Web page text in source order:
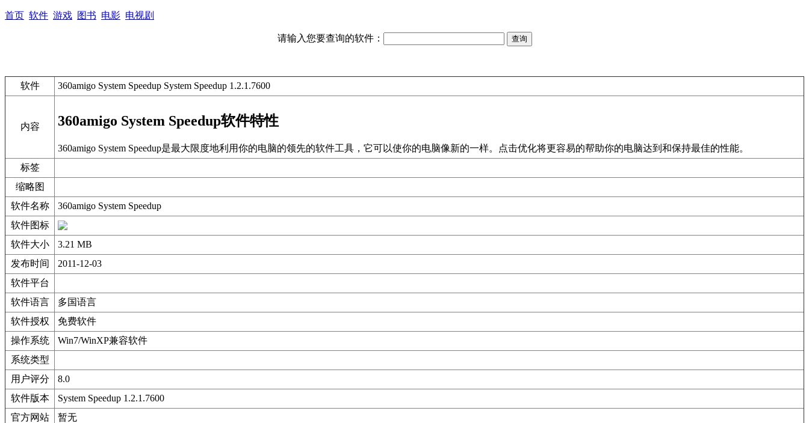
首页 软件 游戏 图书 电影 电视剧
请输入您要查询的软件：
软件 360amigo System Speedup System Speedup 1.2.1.7600
内容 360amigo System Speedup软件特性
360amigo System Speedup是最大限度地利用你的电脑的领先的软件工具，它可以使你的电脑像新的一样。点击优化将更容易的帮助你的电脑达到和保持最佳的性能。
标签
缩略图
软件名称
360amigo System Speedup
软件图标
软件大小
3.21 MB
发布时间
2011-12-03
软件平台
软件语言
多国语言
软件授权
免费软件
操作系统
Win7/WinXP兼容软件
系统类型
用户评分
8.0
软件版本
System Speedup 1.2.1.7600
官方网站
暂无